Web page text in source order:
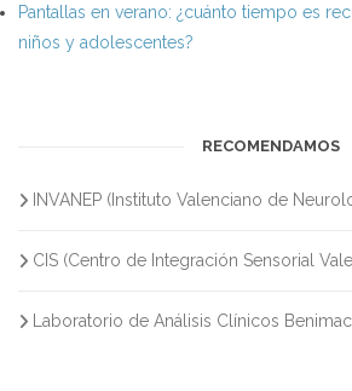
Pantallas en verano: ¿cuánto tiempo es
niños y adolescentes?
RECOMENDAMOS
INVANEP (Instituto Valenciano de
CIS (Centro de Integración Sensorial
Laboratorio de Análisis Clínicos